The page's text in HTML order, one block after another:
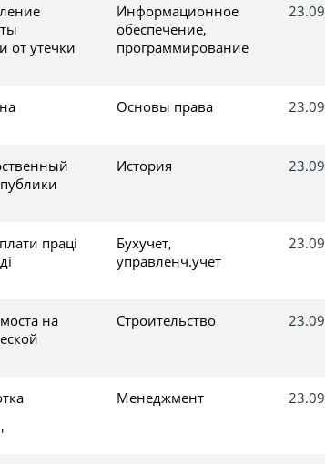
утечки
Информационное
обеспечение,
программирование
Основы права
История
праці
Бухучет,
управленч.учет
на
Строительство
Менеджмент